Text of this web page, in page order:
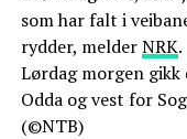
som har falt i
rydder, melderNRK.
Lørdag morgen
Odda og vest for
(©NTB)